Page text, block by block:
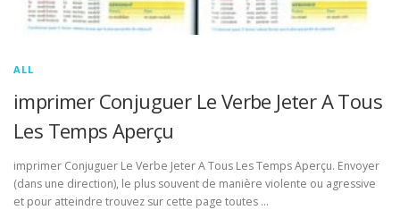
ALL
imprimer Conjuguer Le Verbe Jeter A Tous
Les Temps Aperçu
imprimer Conjuguer Le Verbe Jeter A Tous Les Temps Aperçu. Envoyer
(dans une direction), le plus souvent de manière violente ou agressive
et pour atteindre trouvez sur cette page toutes …